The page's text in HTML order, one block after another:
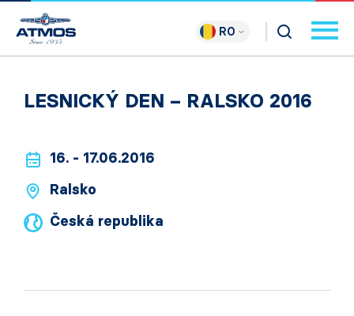
RO
LESNICKÝ DEN – RALSKO 2016
16. - 17.06.2016
Ralsko
Česká republika